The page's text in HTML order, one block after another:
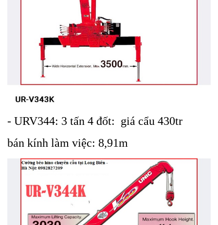
- URV344: 3 tấn 4 đốt: giá cẩu 430tr
bán kính làm việc: 8,91m